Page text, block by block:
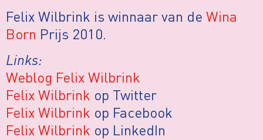
Felix Wilbrink is winnaar van de Wina
Born Prijs 2010.
Links:
Weblog Felix Wilbrink
Felix Wilbrink op Twitter
Felix Wilbrink op Facebook
Felix Wilbrink op LinkedIn